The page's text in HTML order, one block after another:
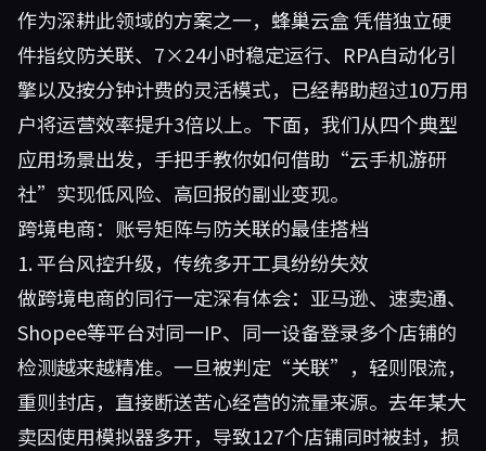
作为深耕此领域的方案之一， 蜂巢云盒凭借独立硬
件指纹防关联、7×24小时稳定运行、RPA自动化引
擎以及按分钟计费的灵活模式，已经帮助超过10万用
户将运营效率提升3倍以上。下面，我们从四个典型
应用场景出发，手把手教你如何借助“云手机游研
社”实现低风险、高回报的副业变现。
跨境电商：账号矩阵与防关联的最佳搭档
1. 平台风控升级，传统多开工具纷纷失效
做跨境电商的同行一定深有体会：亚马逊、速卖通、
Shopee等平台对同一IP、同一设备登录多个店铺的
检测越来越精准。一旦被判定“关联”，轻则限流，
重则封店，直接断送苦心经营的流量来源。去年某大
卖因使用模拟器多开，导致127个店铺同时被封，损